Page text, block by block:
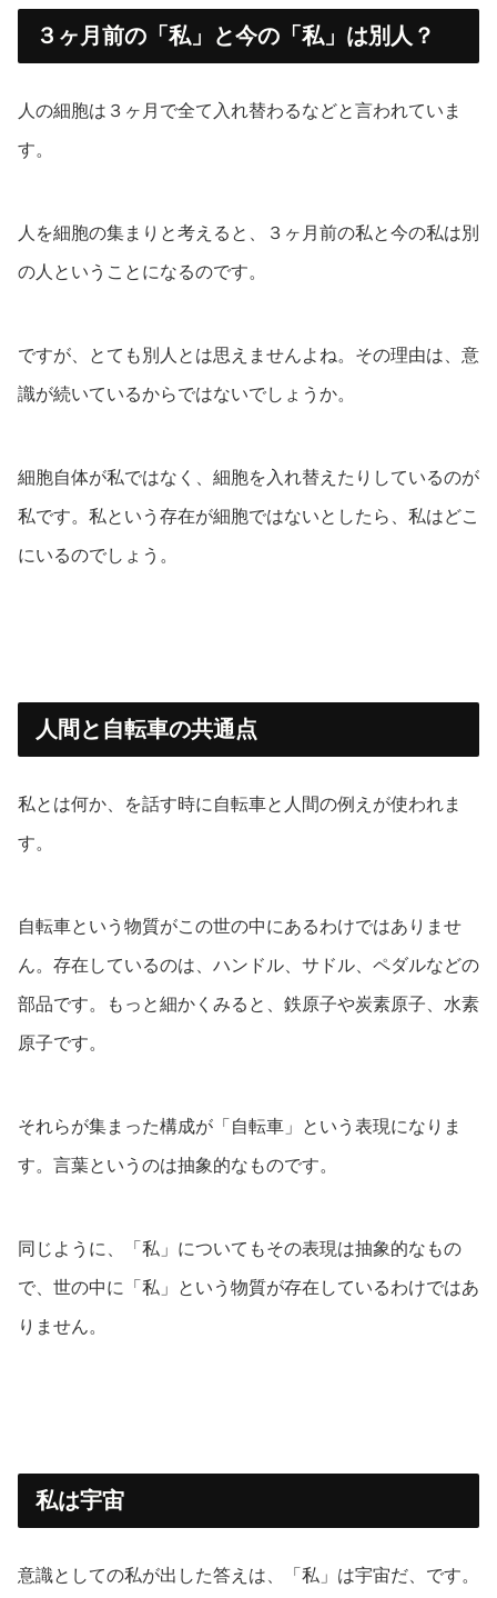
３ヶ月前の「私」と今の「私」は別人？
人の細胞は３ヶ月で全て入れ替わるなどと言われていま
す。
人を細胞の集まりと考えると、３ヶ月前の私と今の私は別
の人ということになるのです。
ですが、とても別人とは思えませんよね。その理由は、意
識が続いているからではないでしょうか。
細胞自体が私ではなく、細胞を入れ替えたりしているのが
私です。私という存在が細胞ではないとしたら、私はどこ
にいるのでしょう。
人間と自転車の共通点
私とは何か、を話す時に自転車と人間の例えが使われま
す。
自転車という物質がこの世の中にあるわけではありませ
ん。存在しているのは、ハンドル、サドル、ペダルなどの
部品です。もっと細かくみると、鉄原子や炭素原子、水素
原子です。
それらが集まった構成が「自転車」という表現になりま
す。言葉というのは抽象的なものです。
同じように、「私」についてもその表現は抽象的なもの
で、世の中に「私」という物質が存在しているわけではあ
りません。
私は宇宙
意識としての私が出した答えは、「私」は宇宙だ、です。